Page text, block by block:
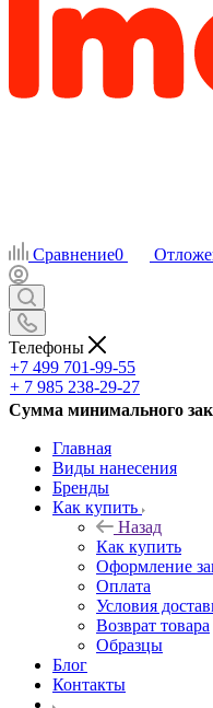
Сравнение0
Телефоны
+7 499 701-99-55
+ 7 985 238-29-27
Сумма минимального
Главная
Виды нанесения
Бренды
Как купить
Назад
Как купить
Оформление
Оплата
Условия
Возврат товара
Образцы
Блог
Контакты